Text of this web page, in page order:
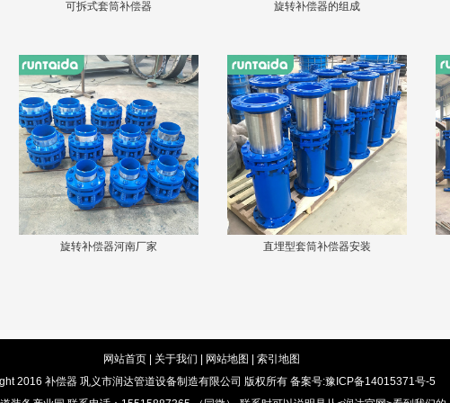
可拆式套筒补偿器 旋转补偿器的组成
旋转补偿器河南厂家 直埋型套筒补偿器安装
网站首页| 关于我们 网站地图
索引地图
2016 补偿器 巩义市润达管道设备制造有限公司 版权所有 备案号:豫ICP备14015371号-5